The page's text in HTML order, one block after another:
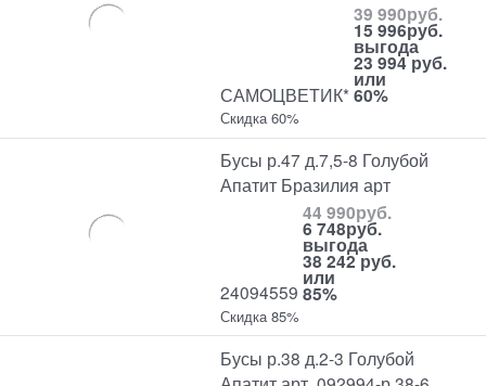
САМОЦВЕТИК*
39 990руб.
15 996руб.
выгода
23 994 руб.
или
60%
Скидка 60%
Бусы р.47 д.7,5-8 Голубой
Апатит Бразилия арт
24094559
44 990руб.
6 748руб.
выгода
38 242 руб.
или
85%
Скидка 85%
Бусы р.38 д.2-3 Голубой